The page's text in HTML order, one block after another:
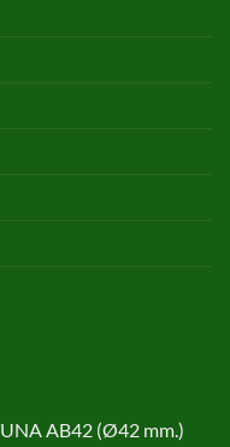
AB42 (Ø42 mm.)